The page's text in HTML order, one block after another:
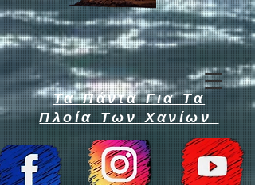
Τα Πάντα Για Τα
Πλοία Των Χανίων